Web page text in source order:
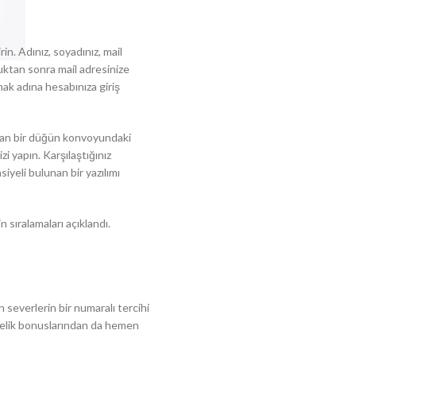
soyadınız, mail
sonra mail adresinize
adına hesabınıza giriş
bir düğün konvoyundaki
Karşılaştığınız
bulunan bir yazılımı
açıklandı.
severlerin bir numaralı tercihi
bonuslarından da hemen